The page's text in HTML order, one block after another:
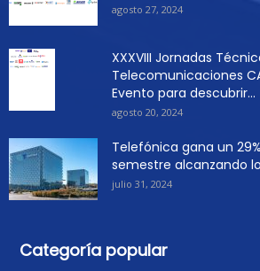
agosto 27, 2024
XXXVIII Jornadas
Telecomunicaciones
Evento para descubrir...
agosto 20, 2024
Telefónica gana un
semestre alcanzando
julio 31, 2024
Categoría popular